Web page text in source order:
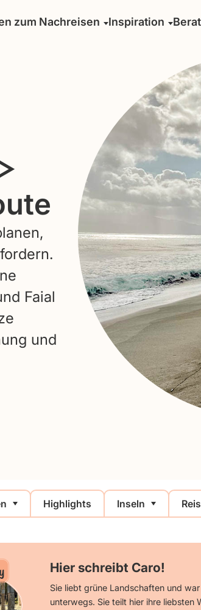
zum Nachreisen Inspiration
Faial
und
Highlights Inseln
Hier schreibt Caro!
Sie liebt grüne Landschaften und
unterwegs. Sie teilt hier ihre liebsten